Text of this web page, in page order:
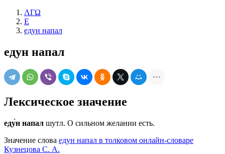
ΛΓΩ
Е
едун напал
едун напал
Лексическое значение
еду́н напал шутл. О сильном желании есть.
Значение слова едун напал в толковом онлайн-словаре
Кузнецова С. А.